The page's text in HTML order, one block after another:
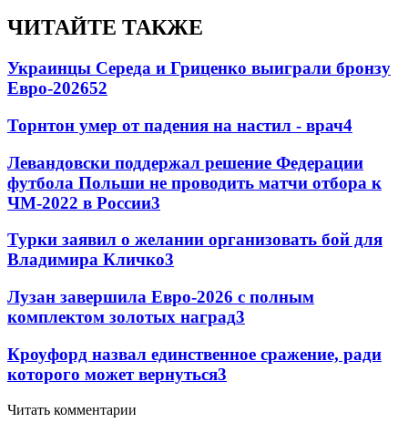
ЧИТАЙТЕ ТАКЖЕ
Украинцы Середа и Гриценко выиграли бронзу
Евро-202652
Торнтон умер от падения на настил - врач4
Левандовски поддержал решение Федерации
футбола Польши не проводить матчи отбора к
ЧМ-2022 в России3
Турки заявил о желании организовать бой для
Владимира Кличко3
Лузан завершила Евро-2026 с полным
комплектом золотых наград3
Кроуфорд назвал единственное сражение, ради
которого может вернуться3
Читать комментарии